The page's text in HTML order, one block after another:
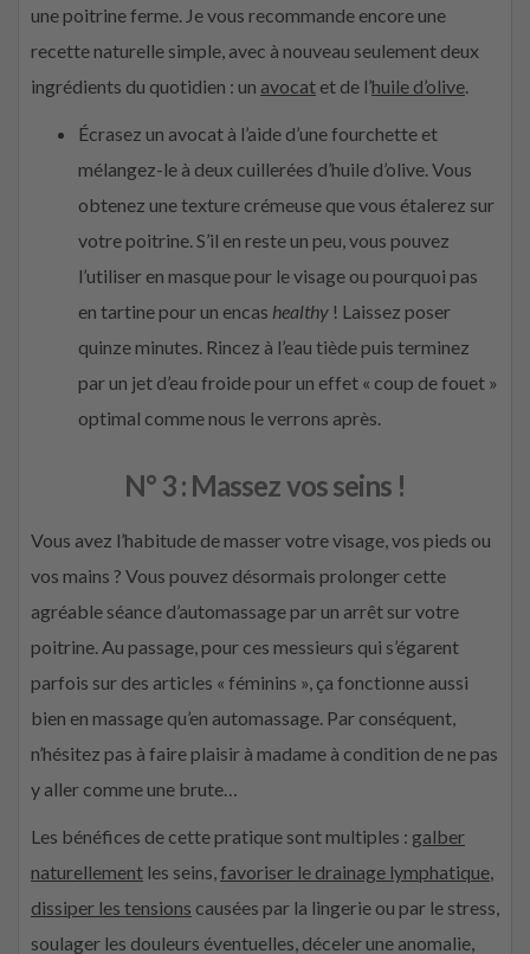
une poitrine ferme. Je vous recommande encore une
recette naturelle simple, avec à nouveau seulement deux
ingrédients du quotidien : un avocat et de l’huile d’olive.
Écrasez un avocat à l’aide d’une fourchette et
mélangez-le à deux cuillerées d’huile d’olive. Vous
obtenez une texture crémeuse que vous étalerez sur
votre poitrine. S’il en reste un peu, vous pouvez
l’utiliser en masque pour le visage ou pourquoi pas
en tartine pour un encas healthy ! Laissez poser
quinze minutes. Rincez à l’eau tiède puis terminez
par un jet d’eau froide pour un effet « coup de fouet »
optimal comme nous le verrons après.
N° 3 : Massez vos seins !
Vous avez l’habitude de masser votre visage, vos pieds ou
vos mains ? Vous pouvez désormais prolonger cette
agréable séance d’automassage par un arrêt sur votre
poitrine. Au passage, pour ces messieurs qui s’égarent
parfois sur des articles « féminins », ça fonctionne aussi
bien en massage qu’en automassage. Par conséquent,
n’hésitez pas à faire plaisir à madame à condition de ne pas
y aller comme une brute…
Les bénéfices de cette pratique sont multiples : galber
naturellement les seins,favoriser le drainage lymphatique,
dissiper les tensions causées par la lingerie ou par le stress,
soulager les douleurs éventuelles, déceler une anomalie,